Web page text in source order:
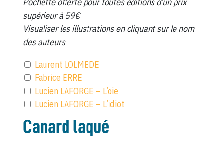
supérieur à 59€
Visualiser les illustrations en cliquant sur le nom
des auteurs
Laurent LOLMEDE
Fabrice ERRE
Lucien LAFORGE – L’oie
Lucien LAFORGE – L’idiot
Canard laqué